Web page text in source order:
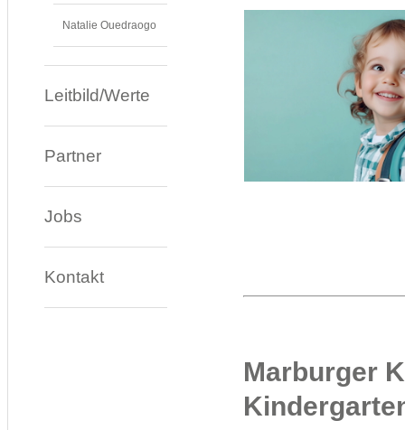
Natalie Ouedraogo
Leitbild/Werte
Partner
Jobs
Kontakt
Marburger